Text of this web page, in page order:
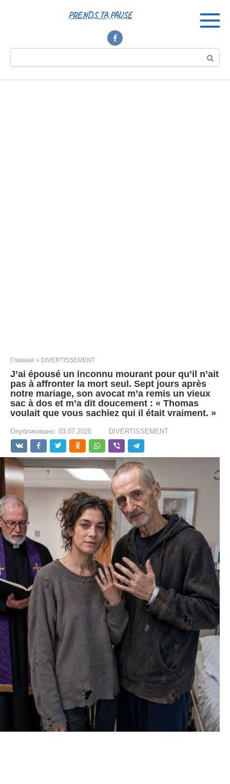
PRENDS TA PAUSE
Главная » DIVERTISSEMENT
J’ai épousé un inconnu mourant pour qu’il n’ait
pas à affronter la mort seul. Sept jours après
notre mariage, son avocat m’a remis un vieux
sac à dos et m’a dit doucement : « Thomas
voulait que vous sachiez qui il était vraiment. »
Опубликовано: 03.07.2026 DIVERTISSEMENT